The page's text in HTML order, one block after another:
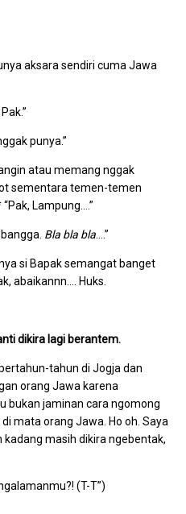
aksara sendiri cuma Jawa
punya.”
atau memang nggak
sementara temen-temen
Lampung….”
Bla bla bla ….”
Bapak semangat banget
abaikannn…. Huks.
dikira lagi berantem.
tahun di Jogja dan
orang Jawa karena
bukan jaminan cara ngomong
mata orang Jawa. Ho oh. Saya
masih dikira ngebentak,
(T-T”)